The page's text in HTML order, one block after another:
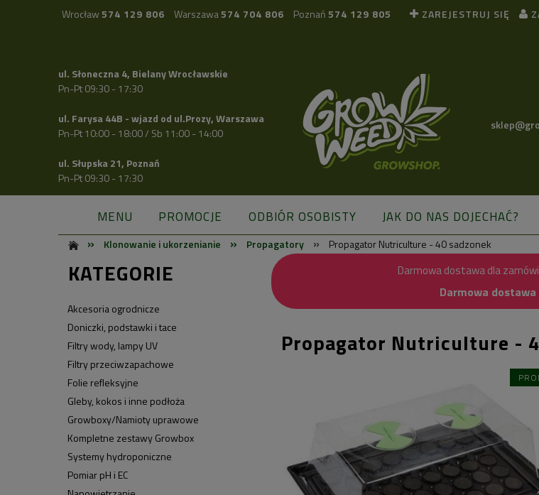
Wrocław 574 129 806 Warszawa574 704 806 Poznań 574 129 805 ZAREJESTRUJ SIĘ
ul. Słoneczna 4, Bielany Wrocławskie
Pn-Pt 09:30 - 17:30
ul. Farysa 44B - wjazd od ul.Prozy, Warszawa
Pn-Pt 10:00 - 18:00 / Sb 11:00 - 14:00
ul. Słupska 21, Poznań
Pn-Pt 09:30 - 17:30
MENU PROMOCJE ODBIÓR OSOBISTY JAK DO NAS DOJECHAĆ?
BLOG
» Klonowanie i ukorzenianie » Propagatory » Propagator Nutriculture - 40 sadzonek
KATEGORIE
Akcesoria ogrodnicze
Doniczki, podstawki i tace
Filtry wody, lampy UV
Filtry przeciwzapachowe
Folie refleksyjne
Gleby, kokos i inne podłoża
Growboxy/Namioty uprawowe
Kompletne zestawy Growbox
Systemy hydroponiczne
Pomiar pH i EC
Darmowa dostawa dla
Darmowa
Propagator Nutriculture -